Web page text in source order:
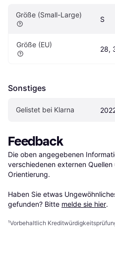
Größe (Small-Large)
S
Größe (EU)
28,
Sonstiges
Gelistet bei Klarna
Feedback
Die oben angegebenen
verschiedenen externen
Orientierung.
Haben Sie etwas
gefunden? Bitte melde sie hier.
¹Vorbehaltlich